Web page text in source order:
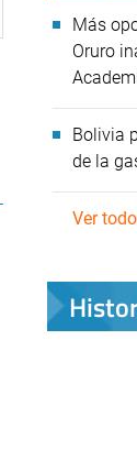
Más
Oruro
Bolivia
de la
Ver